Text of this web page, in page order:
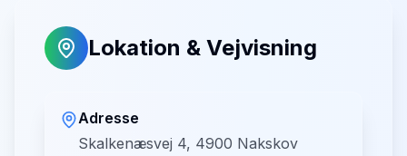
Lokation & Vejvisning
Adresse
Skalkenæsvej 4, 4900 Nakskov